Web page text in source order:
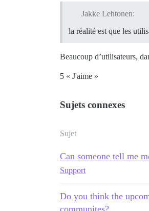
Jakke Lehtonen:
la réalité est que les
Beaucoup d’utilisateurs,
5 « J'aime »
Sujets connexes
Sujet
Can someone tell me
Support
Do you think the